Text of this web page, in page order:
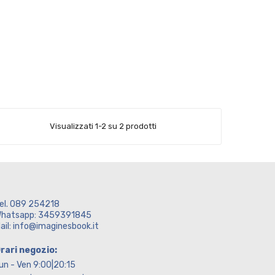
Visualizzati 1-2 su 2 prodotti
089 254218
3459391845
info@imaginesbook.it
negozio:
- Ven 9:00|20:15